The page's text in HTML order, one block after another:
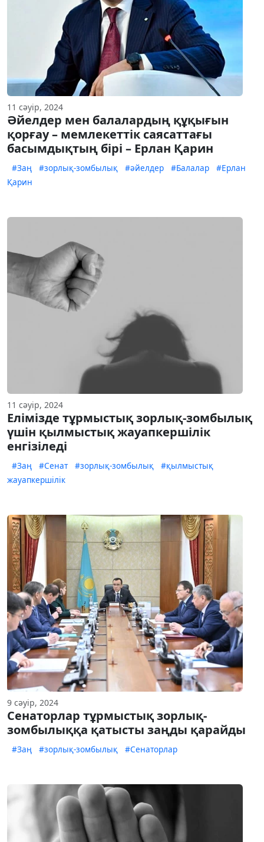
11 сәуір, 2024
Әйелдер мен балалардың құқығын
қорғау – мемлекеттік саясаттағы
басымдықтың бірі – Ерлан Қарин
#Заң #зорлық-зомбылық #әйелдер #Балалар
#Ерлан
Қарин
11 сәуір, 2024
Елімізде тұрмыстық зорлық-зомбылық
үшін қылмыстық жауапкершілік
енгізіледі
#Заң #Сенат #зорлық-зомбылық
#қылмыстық
жауапкершілік
9 сәуір, 2024
Сенаторлар тұрмыстық зорлық-
зомбылыққа қатысты заңды қарайды
#Заң #зорлық-зомбылық #Сенаторлар